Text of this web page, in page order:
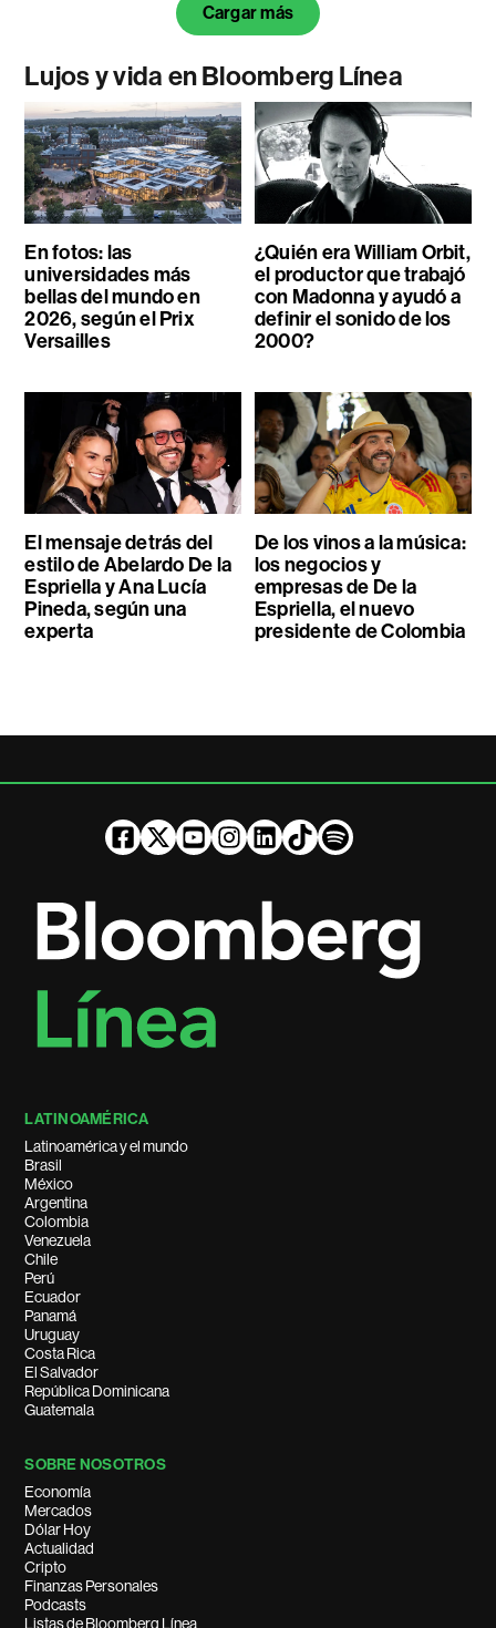
Cargar más
Lujos y vida en Bloomberg Línea
En fotos: las
universidades más
bellas del mundo en
2026, según el Prix
Versailles
¿Quién era William Orbit,
el productor que trabajó
con Madonna y ayudó a
definir el sonido de los
2000?
El mensaje detrás del
estilo de Abelardo De la
Espriella y Ana Lucía
Pineda, según una
experta
De los vinos a la música:
los negocios y
empresas de De la
Espriella, el nuevo
presidente de Colombia
LATINOAMÉRICA
Latinoamérica y el mundo
Brasil
México
Argentina
Colombia
Venezuela
Chile
Perú
Ecuador
Panamá
Uruguay
Costa Rica
El Salvador
República Dominicana
Guatemala
SOBRE NOSOTROS
Economía
Mercados
Dólar Hoy
Actualidad
Cripto
Finanzas Personales
Podcasts
Listas de Bloomberg Línea